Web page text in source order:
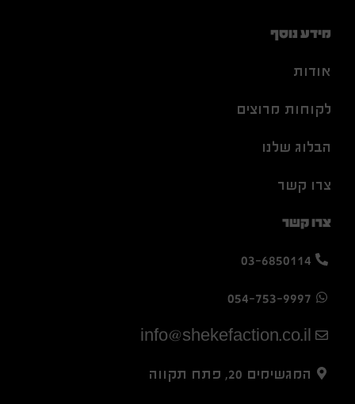
מידע נוסף
אודות
לקוחות מרוצים
הבלוג שלנו
צרו קשר
צרו קשר
03-6850114
054-753-9997
info@shekefaction.co.il
המגשימים 20, פתח תקווה